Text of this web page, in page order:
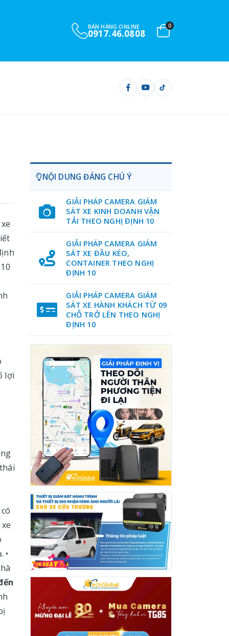
BÁN HÀNG ONLINE
0917.46.0808
0
lợi
•
NỘI DUNG ĐÁNG CHÚ Ý
GIẢI PHÁP CAMERA GIÁM
SÁT XE KINH DOANH VẬN
TẢI THEO NGHỊ ĐỊNH 10
GIẢI PHÁP CAMERA GIÁM
SÁT XE ĐẦU KÉO,
CONTAINER THEO NGHỊ
ĐỊNH 10
GIẢI PHÁP CAMERA GIÁM
SÁT XE HÀNH KHÁCH TỪ 09
CHỖ TRỞ LÊN THEO NGHỊ
ĐỊNH 10